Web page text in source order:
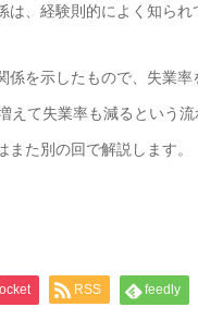
、経験則的によく知ら
を示したもので、失業率
て失業率も減るという
た別の回で解説します。
RSS feedly